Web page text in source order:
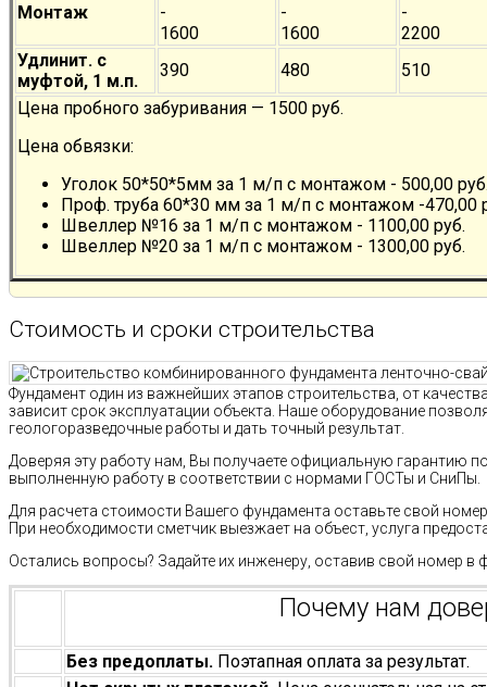
Монтаж
-
1600
-
1600
-
2200
Удлинит. с
муфтой, 1 м.п.
390 480
510
Цена пробного забуривания — 1500 руб.
Цена обвязки:
Уголок 50*50*5мм за 1 м/п с монтажом - 500,00
Проф. труба 60*30 мм за 1 м/п с монтажом -470,00
Швеллер №16 за 1 м/п с монтажом - 1100,00 руб.
Швеллер №20 за 1 м/п с монтажом - 1300,00 руб.
Стоимость и сроки строительства
Фундамент один из важнейших этапов строительства, от
зависит срок эксплуатации объекта. Наше оборудование
геологоразведочные работы и дать точный результат.
Доверяя эту работу нам, Вы получаете официальную гарантию
выполненную работу в соответствии с нормами ГОСТы и СниПы.
Для расчета стоимости Вашего фундамента оставьте свой
При необходимости сметчик выезжает на объест, услуга
Остались вопросы? Задайте их инженеру, оставив свой номер в
Почему нам
Без предоплаты. Поэтапная оплата за результат.